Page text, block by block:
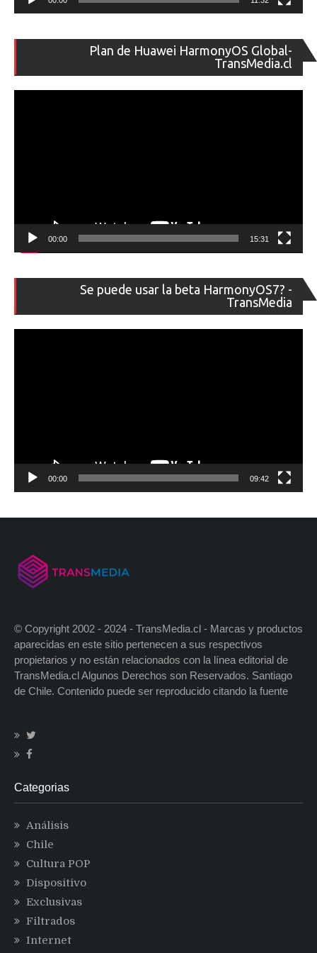
Plan de Huawei HarmonyOS Global-
TransMedia.cl
de
00:00 15:31
Se puede usar la beta HarmonyOS7? -
TransMedia
de
00:00 09:42
© Copyright 2002 - 2024 - TransMedia.cl - Marcas y productos
aparecidas en este sitio pertenecen a sus respectivos
propietarios y no están relacionados con la línea editorial de
TransMedia.cl Algunos Derechos son Reservados. Santiago
de Chile. Contenido puede ser reproducido citando la fuente
Categorias
Análisis
Chile
Cultura POP
Dispositivo
Exclusivas
Filtrados
Internet